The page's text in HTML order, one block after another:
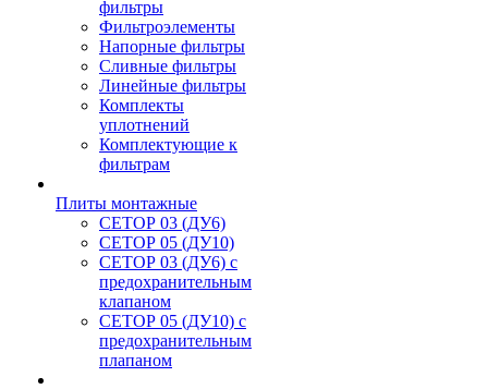
фильтры
Фильтроэлементы
Напорные фильтры
Сливные фильтры
Линейные фильтры
Комплекты
уплотнений
Комплектующие к
фильтрам
Плиты монтажные
CЕТОР 03 (ДУ6)
CЕТОР 05 (ДУ10)
CЕТОР 03 (ДУ6) с
предохранительным
клапаном
CЕТОР 05 (ДУ10) с
предохранительным
плапаном